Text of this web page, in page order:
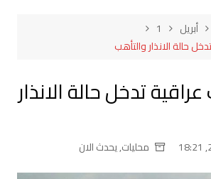
أبريل
1
تدخل حالة الانذار
محليات,يحدث الان